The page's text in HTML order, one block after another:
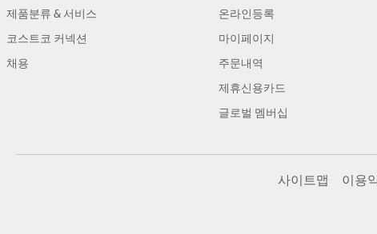
제품분류 & 서비스
코스트코 커넥션
채용
온라인등록
마이페이지
주문내역
제휴신용카드
글로벌 멤버십
사이트맵 이용